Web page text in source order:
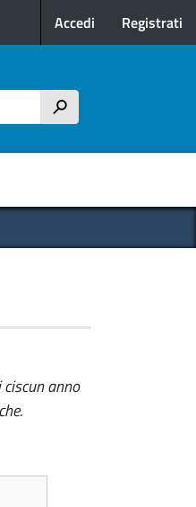
Menu profilo
Accedi Registrati
h
anno